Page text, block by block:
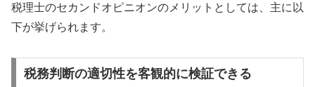
税理士のセカンドオピニオンのメリットとしては、主に以
下が挙げられます。
税務判断の適切性を客観的に検証できる